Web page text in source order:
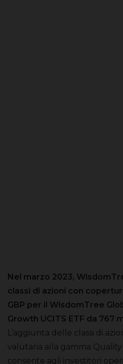
Nel marzo 2023,
classi di azioni con
GBP per il WisdomTree
Growth UCITS ETF da 767
L’aggiunta delle classi di
valutaria alla gamma
consente agli investitori